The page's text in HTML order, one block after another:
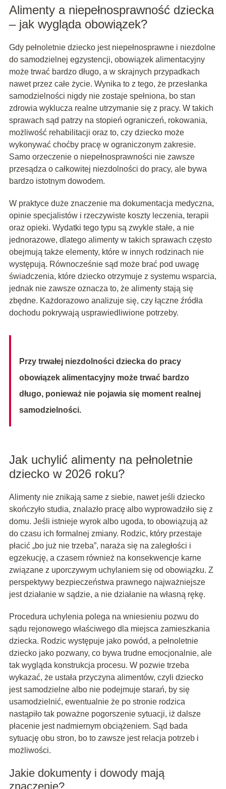
Alimenty a niepełnosprawność dziecka
– jak wygląda obowiązek?
Gdy pełnoletnie dziecko jest niepełnosprawne i niezdolne
do samodzielnej egzystencji, obowiązek alimentacyjny
może trwać bardzo długo, a w skrajnych przypadkach
nawet przez całe życie. Wynika to z tego, że przesłanka
samodzielności nigdy nie zostaje spełniona, bo stan
zdrowia wyklucza realne utrzymanie się z pracy. W takich
sprawach sąd patrzy na stopień ograniczeń, rokowania,
możliwość rehabilitacji oraz to, czy dziecko może
wykonywać choćby pracę w ograniczonym zakresie.
Samo orzeczenie o niepełnosprawności nie zawsze
przesądza o całkowitej niezdolności do pracy, ale bywa
bardzo istotnym dowodem.
W praktyce duże znaczenie ma dokumentacja medyczna,
opinie specjalistów i rzeczywiste koszty leczenia, terapii
oraz opieki. Wydatki tego typu są zwykle stałe, a nie
jednorazowe, dlatego alimenty w takich sprawach często
obejmują także elementy, które w innych rodzinach nie
występują. Równocześnie sąd może brać pod uwagę
świadczenia, które dziecko otrzymuje z systemu wsparcia,
jednak nie zawsze oznacza to, że alimenty stają się
zbędne. Każdorazowo analizuje się, czy łączne źródła
dochodu pokrywają usprawiedliwione potrzeby.
Przy trwałej niezdolności dziecka do pracy
obowiązek alimentacyjny może trwać bardzo
długo, ponieważ nie pojawia się moment realnej
samodzielności.
Jak uchylić alimenty na pełnoletnie
dziecko w 2026 roku?
Alimenty nie znikają same z siebie, nawet jeśli dziecko
skończyło studia, znalazło pracę albo wyprowadziło się z
domu. Jeśli istnieje wyrok albo ugoda, to obowiązują aż
do czasu ich formalnej zmiany. Rodzic, który przestaje
płacić „bo już nie trzeba”, naraża się na zaległości i
egzekucję, a czasem również na konsekwencje karne
związane z uporczywym uchylaniem się od obowiązku. Z
perspektywy bezpieczeństwa prawnego najważniejsze
jest działanie w sądzie, a nie działanie na własną rękę.
Procedura uchylenia polega na wniesieniu pozwu do
sądu rejonowego właściwego dla miejsca zamieszkania
dziecka. Rodzic występuje jako powód, a pełnoletnie
dziecko jako pozwany, co bywa trudne emocjonalnie, ale
tak wygląda konstrukcja procesu. W pozwie trzeba
wykazać, że ustała przyczyna alimentów, czyli dziecko
jest samodzielne albo nie podejmuje starań, by się
usamodzielnić, ewentualnie że po stronie rodzica
nastąpiło tak poważne pogorszenie sytuacji, iż dalsze
płacenie jest nadmiernym obciążeniem. Sąd bada
sytuację obu stron, bo to zawsze jest relacja potrzeb i
możliwości.
Jakie dokumenty i dowody mają
znaczenie?